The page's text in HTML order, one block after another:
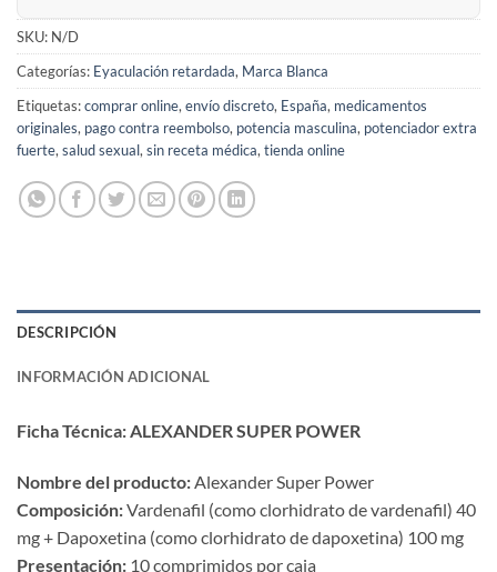
SKU: N/D
Categorías: Eyaculación retardada, Marca Blanca
Etiquetas:comprar online, envío discreto, España, medicamentos
originales, pago contra reembolso, potencia masculina, potenciador extra
fuerte, salud sexual, sin receta médica, tienda online
DESCRIPCIÓN
INFORMACIÓN ADICIONAL
Ficha Técnica: ALEXANDER SUPER POWER
Nombre del producto:​​ Alexander Super Power
Composición:​​ Vardenafil (como clorhidrato de vardenafil) 40
mg + Dapoxetina (como clorhidrato de dapoxetina) 100 mg
Presentación:​ ​ 10 comprimidos por caja